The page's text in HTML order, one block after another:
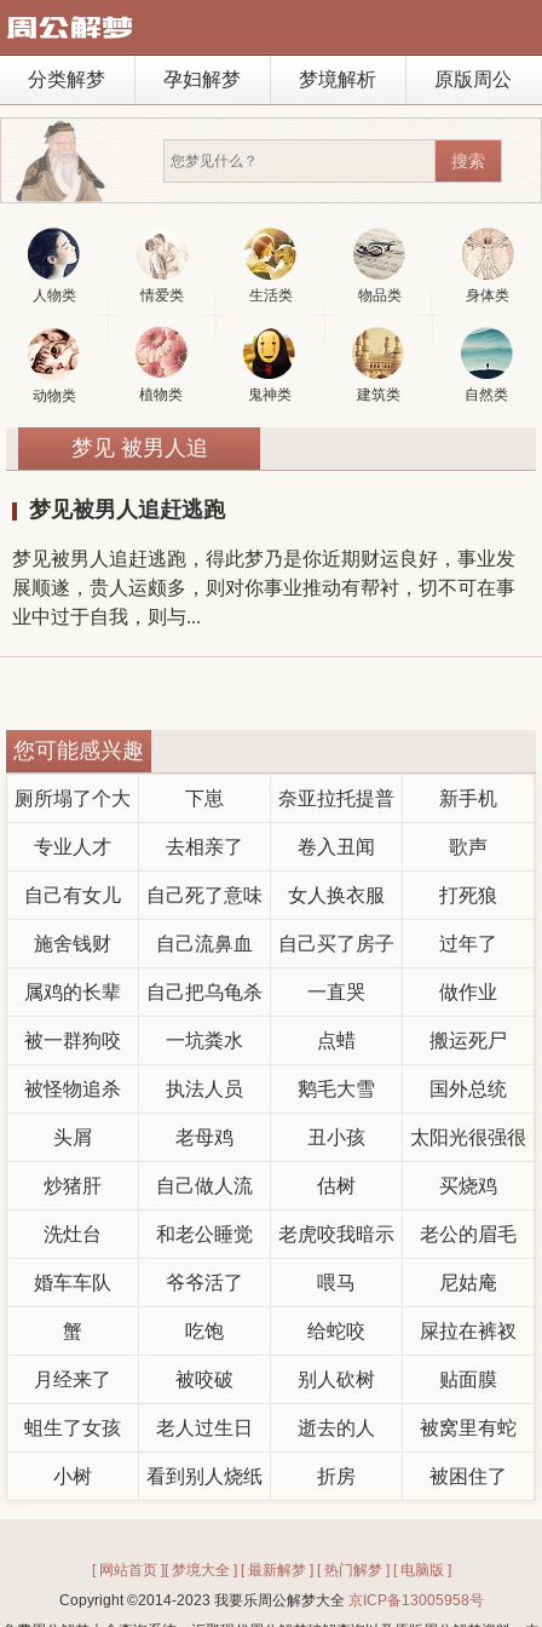
分类解梦 孕妇解梦 梦境解析 原版周公
人物类 情爱类 生活类 物品类 身体类
动物类 植物类 鬼神类 建筑类 自然类
梦见 被男人追
梦见被男人追赶逃跑
梦见被男人追赶逃跑，得此梦乃是你近期财运良好，事业发
展顺遂，贵人运颇多，则对你事业推动有帮衬，切不可在事
业中过于自我，则与...
您可能感兴趣
厕所塌了个大
坑
下崽 奈亚拉托提普 新手机
专业人才 去相亲了 卷入丑闻 歌声
自己有女儿 自己死了意味
着什么
女人换衣服 打死狼
施舍钱财 自己流鼻血 自己买了房子 过年了
属鸡的长辈 自己把乌龟杀
了
一直哭 做作业
被一群狗咬 一坑粪水 点蜡 搬运死尸
被怪物追杀 执法人员 鹅毛大雪 国外总统
头屑 老母鸡 丑小孩 太阳光很强很
晒
炒猪肝 自己做人流 估树 买烧鸡
洗灶台 和老公睡觉 老虎咬我暗示
了什么
老公的眉毛
婚车车队 爷爷活了 喂马 尼姑庵
蟹 吃饱 给蛇咬 屎拉在裤衩
月经来了 被咬破 别人砍树 贴面膜
蛆生了女孩 老人过生日 逝去的人 被窝里有蛇
小树 看到别人烧纸 折房 被困住了
[ 网站首页 ] [ 梦境大全 ] [ 最新解梦 ] [ 热门解梦 ] [ 电脑版 ]
Copyright ©2014-2023 我要乐周公解梦大全 京ICP备13005958号